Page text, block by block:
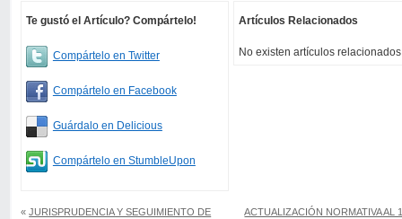
Te gustó el Artículo? Compártelo!
Compártelo en Twitter
Compártelo en Facebook
Guárdalo en Delicious
Compártelo en StumbleUpon
Artículos Relacionados
No existen artículos
«JURISPRUDENCIA Y SEGUIMIENTO DE
ACTUALIZACIÓN NORMATIVA AL